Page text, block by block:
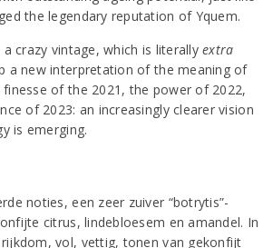
the legendary reputation of Yquem.
a crazy vintage, which is literallyextra
a new interpretation of the meaning of
of the 2021, the power of 2022,
of 2023: an increasingly clearer vision
is emerging.
noties, een zeer zuiver “botrytis”-
citrus, lindebloesem en amandel. In
vol, vettig, tonen van gekonfijt